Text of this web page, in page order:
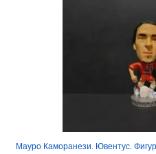
Мауро Каморанези. Ювентус.